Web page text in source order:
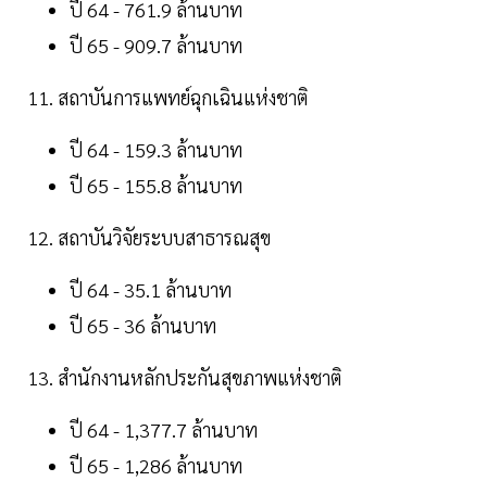
ปี 64 - 761.9 ล้านบาท
ปี 65 - 909.7 ล้านบาท
11. สถาบันการแพทย์ฉุกเฉินแห่งชาติ
ปี 64 - 159.3 ล้านบาท
ปี 65 - 155.8 ล้านบาท
12. สถาบันวิจัยระบบสาธารณสุข
ปี 64 - 35.1 ล้านบาท
ปี 65 - 36 ล้านบาท
13. สำนักงานหลักประกันสุขภาพแห่งชาติ
ปี 64 - 1,377.7 ล้านบาท
ปี 65 - 1,286 ล้านบาท